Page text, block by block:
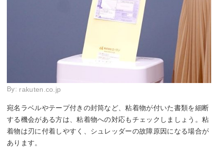
By: rakuten.co.jp
宛名ラベルやテープ付きの封筒など、粘着物が付いた書類を細断
する機会がある方は、粘着物への対応もチェックしましょう。粘
着物は刃に付着しやすく、シュレッダーの故障原因になる場合が
あります。